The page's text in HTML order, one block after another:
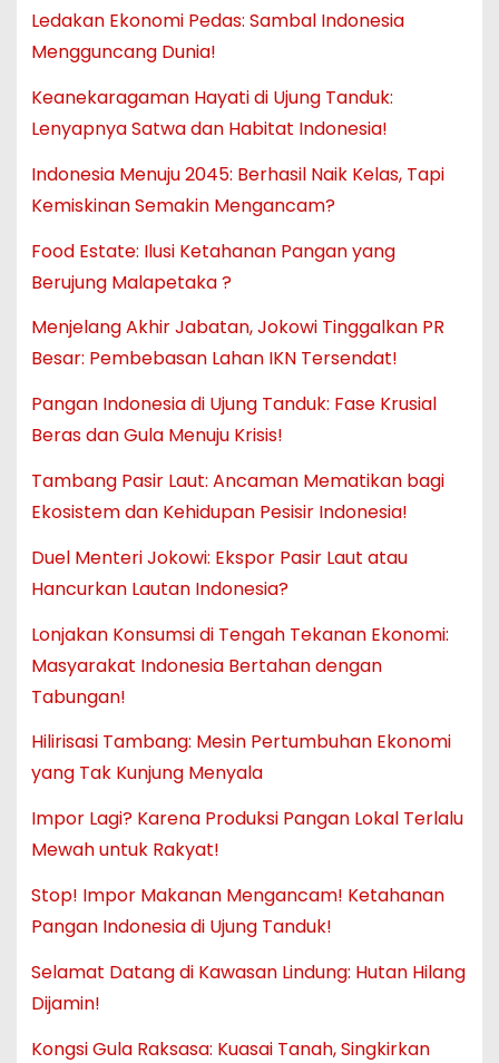
Ledakan Ekonomi Pedas: Sambal Indonesia
Mengguncang Dunia!
Keanekaragaman Hayati di Ujung Tanduk:
Lenyapnya Satwa dan Habitat Indonesia!
Indonesia Menuju 2045: Berhasil Naik Kelas, Tapi
Kemiskinan Semakin Mengancam?
Food Estate: Ilusi Ketahanan Pangan yang
Berujung Malapetaka ?
Menjelang Akhir Jabatan, Jokowi Tinggalkan PR
Besar: Pembebasan Lahan IKN Tersendat!
Pangan Indonesia di Ujung Tanduk: Fase Krusial
Beras dan Gula Menuju Krisis!
Tambang Pasir Laut: Ancaman Mematikan bagi
Ekosistem dan Kehidupan Pesisir Indonesia!
Duel Menteri Jokowi: Ekspor Pasir Laut atau
Hancurkan Lautan Indonesia?
Lonjakan Konsumsi di Tengah Tekanan Ekonomi:
Masyarakat Indonesia Bertahan dengan
Tabungan!
Hilirisasi Tambang: Mesin Pertumbuhan Ekonomi
yang Tak Kunjung Menyala
Impor Lagi? Karena Produksi Pangan Lokal Terlalu
Mewah untuk Rakyat!
Stop! Impor Makanan Mengancam! Ketahanan
Pangan Indonesia di Ujung Tanduk!
Selamat Datang di Kawasan Lindung: Hutan Hilang
Dijamin!
Kongsi Gula Raksasa: Kuasai Tanah, Singkirkan